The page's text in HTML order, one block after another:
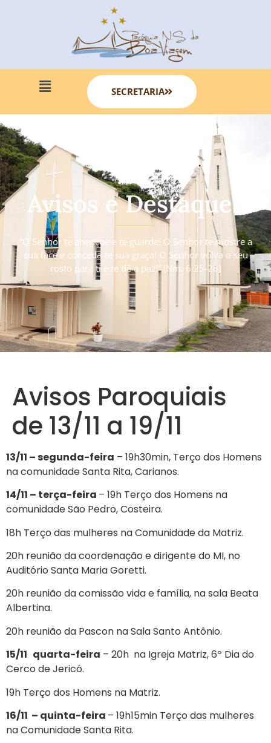
SECRETARIA
Avisos e Destaques
“O Senhor te abençoe e te guarde! O Senhor te mostre a
sua face e conceda-te sua graça! O Senhor volva o seu
rosto para ti e te dê a paz!” (Nm. 6 25-26)
Avisos Paroquiais
de 13/11 a 19/11
13/11 – segunda-feira – 19h30min, Terço dos Homens
na comunidade Santa Rita, Carianos.
14/11 – terça-feira – 19h Terço dos Homens na
comunidade São Pedro, Costeira.
18h Terço das mulheres na Comunidade da Matriz.
20h reunião da coordenação e dirigente do MI, no
Auditório Santa Maria Goretti.
20h reunião da comissão vida e família, na sala Beata
Albertina.
20h reunião da Pascon na Sala Santo Antônio.
15/11 quarta-feira – 20h na Igreja Matriz, 6º Dia do
Cerco de Jericó.
19h Terço dos Homens na Matriz.
16/11 – quinta-feira – 19h15min Terço das mulheres
na Comunidade Santa Rita.